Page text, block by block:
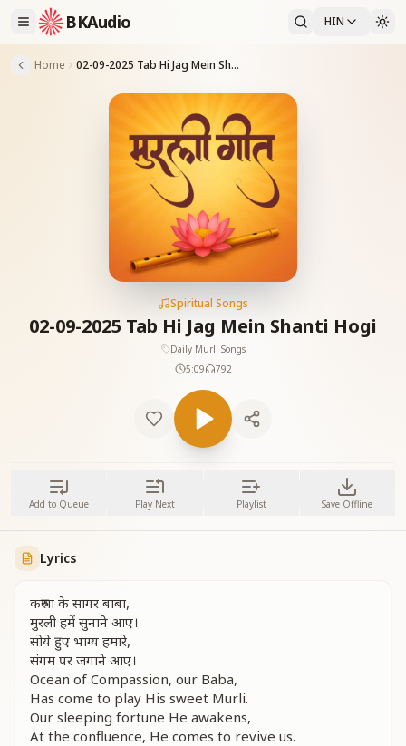
BKAudio HIN
Home 02-09-2025 Tab Hi Jag Mein Shanti Hogi
Spiritual Songs
02-09-2025 Tab Hi Jag Mein Shanti Hogi
Daily Murli Songs
5:09
792
Add to Queue Play Next Playlist Save Offline
Lyrics
करुणा के सागर बाबा,
मुरली हमें सुनाने आए।
सोये हुए भाग्य हमारे,
संगम पर जगाने आए।
Ocean of Compassion, our Baba,
Has come to play His sweet Murli.
Our sleeping fortune He awakens,
At the confluence, He comes to revive us.